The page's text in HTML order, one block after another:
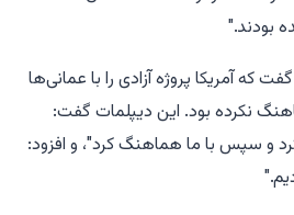
بودند."
که آمریکا پروژه آزادی را با عمانی‌ها
نکرده بود. این دیپلمات گفت:
کرد و سپس با ما هماهنگ کرد"، و افزود: